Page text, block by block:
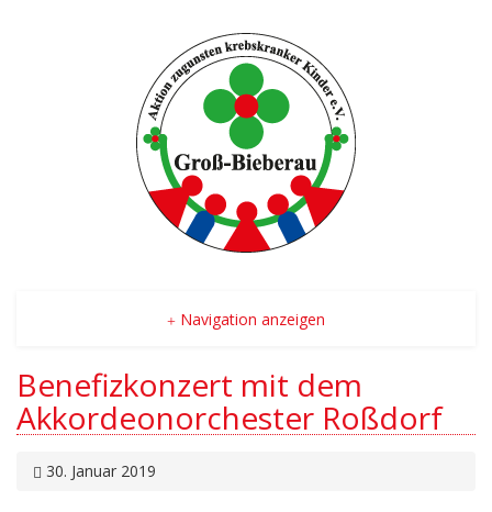
Navigation anzeigen
Benefizkonzert mit dem
Akkordeonorchester Roßdorf
30. Januar 2019